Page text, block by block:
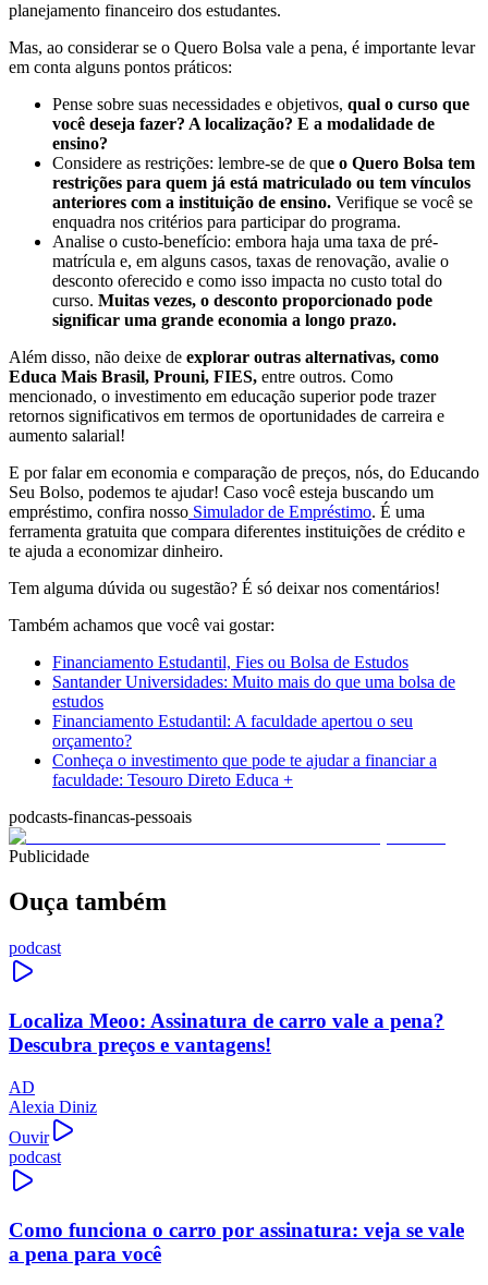
planejamento financeiro dos estudantes.
Mas, ao considerar se o Quero Bolsa vale a pena, é importante levar
em conta alguns pontos práticos:
Pense sobre suas necessidades e objetivos, qual o curso que
você deseja fazer? A localização? E a modalidade de
ensino?
Considere as restrições: lembre-se de que o Quero Bolsa tem
restrições para quem já está matriculado ou tem vínculos
anteriores com a instituição de ensino. Verifique se você se
enquadra nos critérios para participar do programa.
Analise o custo-benefício: embora haja uma taxa de pré-
matrícula e, em alguns casos, taxas de renovação, avalie o
desconto oferecido e como isso impacta no custo total do
curso. Muitas vezes, o desconto proporcionado pode
significar uma grande economia a longo prazo.
Além disso, não deixe de explorar outras alternativas, como
Educa Mais Brasil, Prouni, FIES, entre outros. Como
mencionado, o investimento em educação superior pode trazer
retornos significativos em termos de oportunidades de carreira e
aumento salarial!
E por falar em economia e comparação de preços, nós, do Educando
Seu Bolso, podemos te ajudar! Caso você esteja buscando um
empréstimo, confira nosso Simulador de Empréstimo. É uma
ferramenta gratuita que compara diferentes instituições de crédito e
te ajuda a economizar dinheiro.
Tem alguma dúvida ou sugestão? É só deixar nos comentários!
Também achamos que você vai gostar:
Financiamento Estudantil, Fies ou Bolsa de Estudos
Santander Universidades: Muito mais do que uma bolsa de
estudos
Financiamento Estudantil: A faculdade apertou o seu
orçamento?
Conheça o investimento que pode te ajudar a financiar a
faculdade: Tesouro Direto Educa +
podcasts-financas-pessoais
Publicidade
Ouça também
podcast
Localiza Meoo: Assinatura de carro vale a pena?
Descubra preços e vantagens!
AD
Alexia Diniz
Ouvir
podcast
Como funciona o carro por assinatura: veja se vale
a pena para você